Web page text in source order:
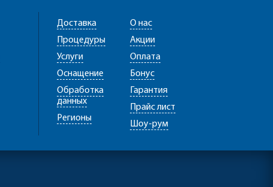
Доставка
Процедуры
Услуги
Оснащение
Обработка
данных
Регионы
О нас
Акции
Оплата
Бонус
Гарантия
Прайс лист
Шоу-рум